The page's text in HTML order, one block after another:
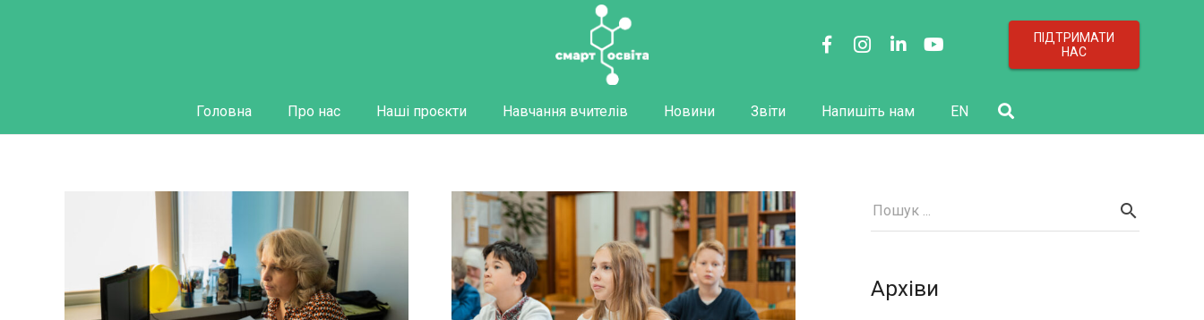
ПІДТРИМАТИ
НАС
Головна Про нас Наші проєкти Навчання вчителів Новини Звіти Напишіть нам EN
Архіви